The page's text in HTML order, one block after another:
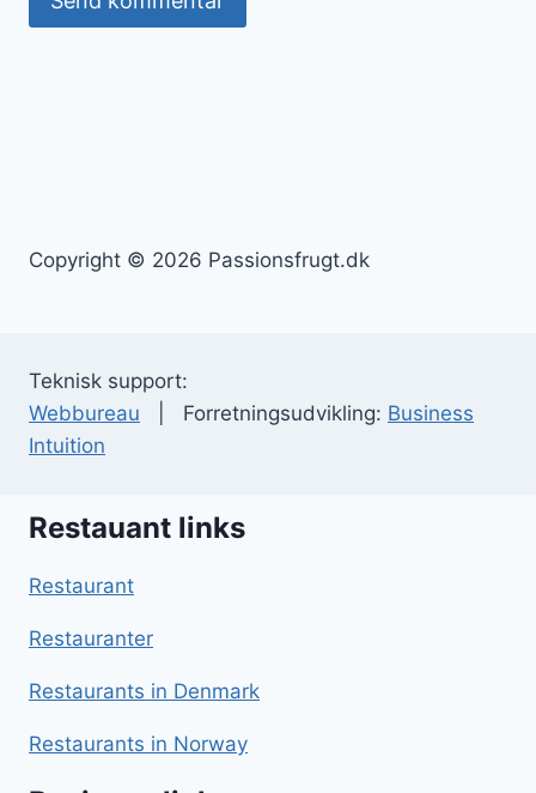
Copyright © 2026 Passionsfrugt.dk
Teknisk support:
Webbureau | Forretningsudvikling: Business
Intuition
Restauant links
Restaurant
Restauranter
Restaurants in Denmark
Restaurants in Norway